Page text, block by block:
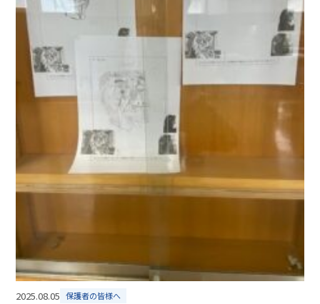
2025.08.05 保護者の皆様へ